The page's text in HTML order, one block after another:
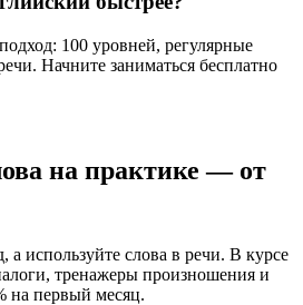
100 уровней, регулярные
Начните заниматься бесплатно
на практике — от
а используйте слова в речи. В курсе
тренажеры произношения и
на первый месяц.